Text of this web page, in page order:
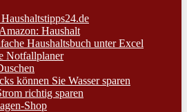
Haushalt
Haushaltsbuch unter Excel
Notfallplaner
können Sie Wasser sparen
richtig sparen
Shop